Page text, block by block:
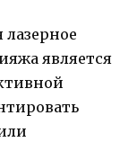
лазерное
является